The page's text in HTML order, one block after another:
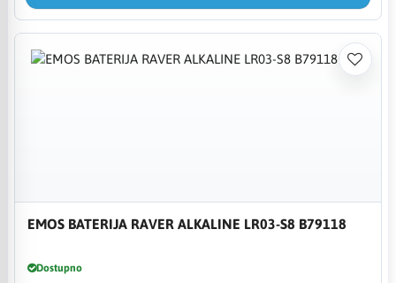
EMOS BATERIJA RAVER ALKALINE LR03-S8 B79118
Dostupno